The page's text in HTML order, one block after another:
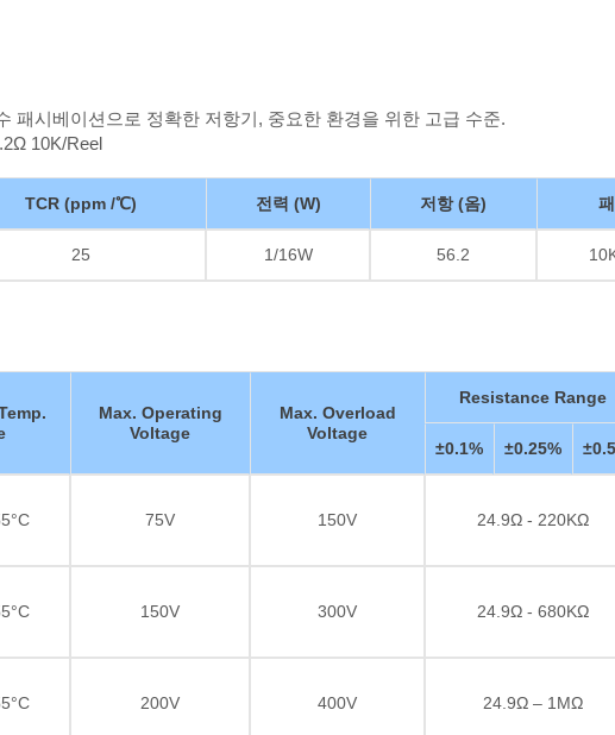
패시베이션으로 정확한 저항기, 중요한 환경을 위한 고급 수준.
10K/Reel
TCR (ppm /℃) 전력 (W) 저항 (옴)
25 1/16W 56.2
Max. Operating
Voltage
Max. Overload
Voltage
Resistance Range
±0.1% ±0.25%
75V 150V 24.9Ω - 220KΩ
150V 300V 24.9Ω - 680KΩ
200V 400V 24.9Ω – 1MΩ